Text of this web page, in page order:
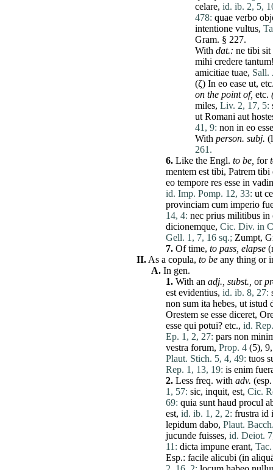
celare, id. ib. 2, 5,
478: quae verbo
intentione vultus,
Gram. § 227.
With dat.: ne tibi sit
mihi credere tantum
amicitiae tuae, Sall.
(ζ) In eo ease ut,
on the point of, etc.
miles, Liv. 2, 17, 5:
ut Romani aut
41, 9: non in eo esse
With person. subj. (
261.
6. Like the Engl. to be, for
mentem est tibi, Patrem tibi
eo tempore res esse in
id. Imp. Pomp. 12, 33: ut
provinciam cum imperio
14, 4: nec prius militibus in
dicionemque, Cic. Div. in
Gell. 1, 7, 16 sq.; Zumpt,
7. Oftime, to pass, elapse (
II. As a copula, to be any thing or
A. In gen.
1. With an adj., subst., or
est evidentius, id. ib. 8, 27:
non sum ita hebes, ut istud
Orestem se esse diceret,
esse qui potui? etc., id.
Ep. 1, 2, 27: pars non
vestra forum, Prop. 4 (5),
Plaut. Stich. 5, 4, 49: tuos
Rep. 1, 13, 19: is enim
2. Less freq. with adv.
1, 57: sic, inquit, est, Cic.
69: quia sunt haud procul
est, id. ib. 1, 2, 2: frustra id
lepidum dabo, Plaut.
jucunde fuisses, id. Deiot.
11: dicta impune erant,
Esp.: facile alicubi (in